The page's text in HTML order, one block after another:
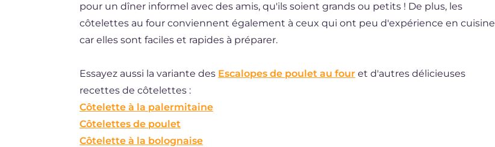
pour un dîner informel avec des amis, qu'ils soient grands ou petits ! De plus, les
côtelettes au four conviennent également à ceux qui ont peu d'expérience en cuisine
car elles sont faciles et rapides à préparer.
Essayez aussi la variante des Escalopes de poulet au four et d'autres délicieuses
recettes de côtelettes :
Côtelette à la palermitaine
Côtelettes de poulet
Côtelette à la bolognaise